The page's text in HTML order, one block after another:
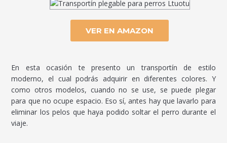
VER EN AMAZON
En esta ocasión te presento un transportín de estilo
moderno, el cual podrás adquirir en diferentes colores. Y
como otros modelos, cuando no se use, se puede plegar
para que no ocupe espacio. Eso sí, antes hay que lavarlo para
eliminar los pelos que haya podido soltar el perro durante el
viaje.